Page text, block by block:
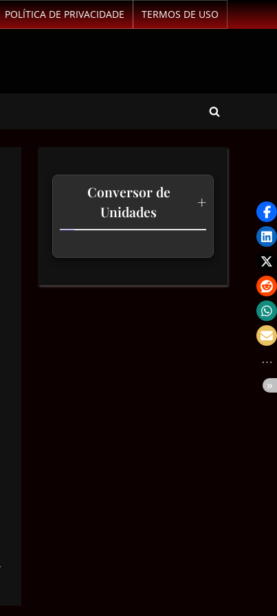
POLÍTICA DE PRIVACIDADE TERMOS DE USO
Conversor de
Unidades
+
Comprimento